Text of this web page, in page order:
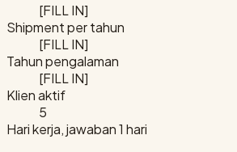
[FILL IN]
Shipment per tahun
[FILL IN]
Tahun pengalaman
[FILL IN]
Klien aktif
5
Hari kerja, jawaban 1 hari